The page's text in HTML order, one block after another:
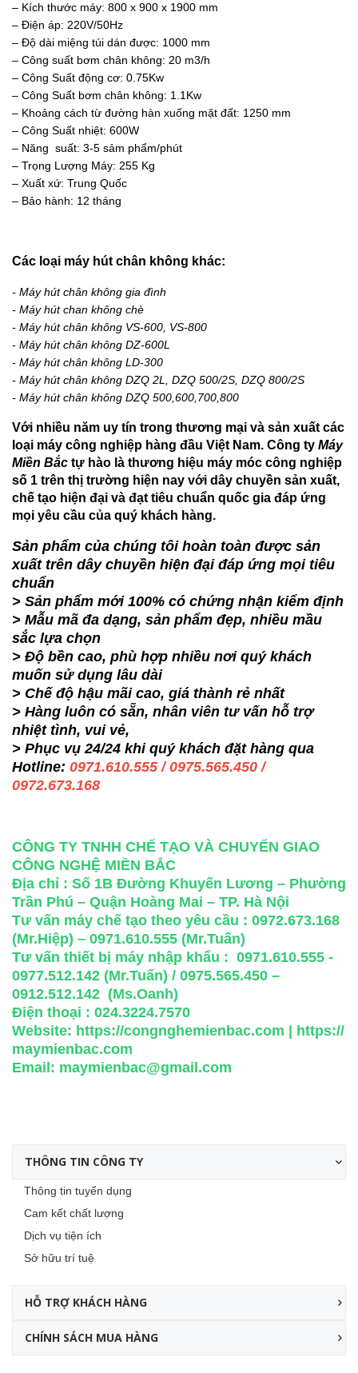
– Kích thước máy: 800 x 900 x 1900 mm
– Điện áp: 220V/50Hz
– Độ dài miệng túi dán được: 1000 mm
– Công suất bơm chân không: 20 m3/h
– Công Suất động cơ: 0.75Kw
– Công Suất bơm chân không: 1.1Kw
– Khoảng cách từ đường hàn xuống mặt đất: 1250 mm
– Công Suất nhiệt: 600W
– Năng suất: 3-5 sảm phẩm/phút
– Trọng Lượng Máy: 255 Kg
– Xuất xứ: Trung Quốc
– Bảo hành: 12 tháng
Các loại máy hút chân không khác:
- Máy hút chân không gia đình
- Máy hút chan không chè
- Máy hút chân không VS-600, VS-800
- Máy hút chân không DZ-600L
- Máy hút chân không LD-300
- Máy hút chân không DZQ 2L, DZQ 500/2S, DZQ 800/2S
- Máy hút chân không DZQ 500,600,700,800
Với nhiều năm uy tín trong thương mại và sản xuất các
loại máy công nghiệp hàng đầu Việt Nam. Công ty Máy
Miền Bắc tự hào là thương hiệu máy móc công nghiệp
số 1 trên thị trường hiện nay với dây chuyền sản xuất,
chế tạo hiện đại và đạt tiêu chuẩn quốc gia đáp ứng
mọi yêu cầu của quý khách hàng.
Sản phẩm của chúng tôi hoàn toàn được sản
xuất trên dây chuyền hiện đại đáp ứng mọi tiêu
chuẩn
> Sản phẩm mới 100% có chứng nhận kiểm định
> Mẫu mã đa dạng, sản phẩm đẹp, nhiều mầu
sắc lựa chọn
> Độ bền cao, phù hợp nhiều nơi quý khách
muốn sử dụng lâu dài
> Chế độ hậu mãi cao, giá thành rẻ nhất
> Hàng luôn có sẵn, nhân viên tư vấn hỗ trợ
nhiệt tình, vui vẻ,
> Phục vụ 24/24 khi quý khách đặt hàng qua
Hotline: 0971.610.555 / 0975.565.450 /
0972.673.168
CÔNG TY TNHH CHẾ TẠO VÀ CHUYỂN GIAO
CÔNG NGHỆ MIỀN BẮC
Địa chỉ : Số 1B Đường Khuyến Lương – Phường
Trần Phú – Quận Hoàng Mai – TP. Hà Nội
Tư vấn máy chế tạo theo yêu cầu : 0972.673.168
(Mr.Hiệp) – 0971.610.555 (Mr.Tuấn)
Tư vấn thiết bị máy nhập khẩu : 0971.610.555 -
0977.512.142 (Mr.Tuấn) / 0975.565.450 –
0912.512.142 (Ms.Oanh)
Điện thoại : 024.3224.7570
Website: https://congnghemienbac.com
https://
maymienbac.com
Email: maymienbac@gmail.com
THÔNG TIN CÔNG TY
Thông tin tuyển dụng
Cam kết chất lượng
Dịch vụ tiện ích
Sở hữu trí tuệ
HỖ TRỢ KHÁCH HÀNG
CHÍNH SÁCH MUA HÀNG